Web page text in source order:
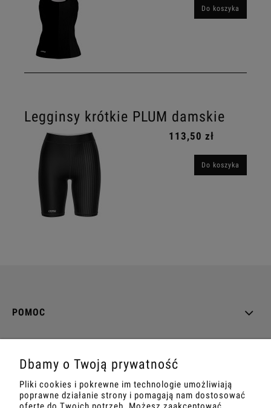
Do koszyka
Legginsy krótkie PLUM damskie
113,50 zł
Do koszyka
POMOC
MOJE KONTO
PŁATNOŚCI I DOSTAWA
INFORMACJE
Dbamy o Twoją prywatność
Pliki cookies i pokrewne im technologie umożliwiają
poprawne działanie strony i pomagają nam dostosować